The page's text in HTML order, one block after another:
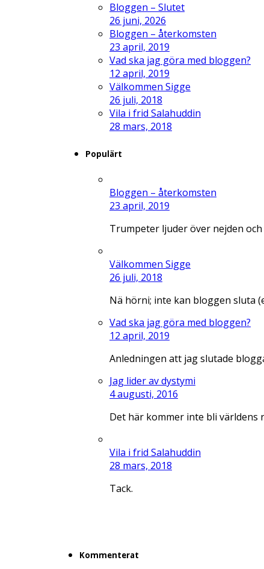
Bloggen – Slutet
26 juni, 2026
Bloggen – återkomsten
23 april, 2019
Vad ska jag göra med bloggen?
12 april, 2019
Välkommen Sigge
26 juli, 2018
Vila i frid Salahuddin
28 mars, 2018
Populärt
Bloggen – återkomsten
23 april, 2019
Trumpeter ljuder över nejden och
Välkommen Sigge
26 juli, 2018
Nä hörni; inte kan bloggen sluta
Vad ska jag göra med bloggen?
12 april, 2019
Anledningen att jag slutade
Jag lider av dystymi
4 augusti, 2016
Det här kommer inte bli världens
Vila i frid Salahuddin
28 mars, 2018
Tack.
Kommenterat